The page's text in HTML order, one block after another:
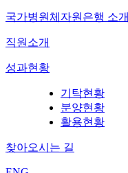
국가병원체자원은행 소개
직원소개
성과현황
기탁현황
분양현황
활용현황
찾아오시는 길